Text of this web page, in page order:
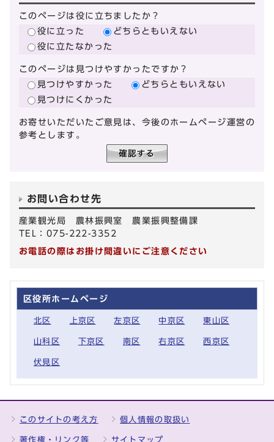
このページは役に立ちましたか？
役に立った
どちらともいえない
役に立たなかった
このページは見つけやすかったですか？
見つけやすかった
どちらともいえない
見つけにくかった
お寄せいただいたご意見は、今後のホームページ運営の
参考とします。
お問い合わせ先
産業観光局 農林振興室 農業振興整備課
TEL：075-222-3352
お電話の際はお掛け間違いにご注意ください
区役所ホームページ
北区 上京区 左京区 中京区 東山区
山科区 下京区 南区 右京区 西京区
伏見区
このサイトの考え方 個人情報の取扱い
著作権・リンク等 サイトマップ